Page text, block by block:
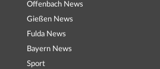
Offenbach News
Gießen News
Fulda News
Bayern News
Sport